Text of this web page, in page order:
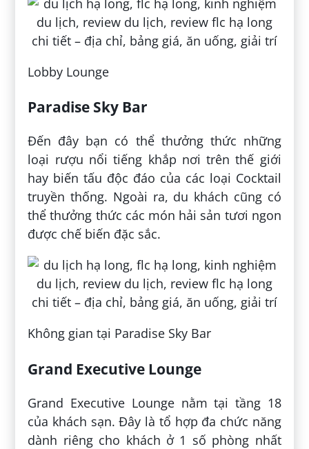
Lobby Lounge
Paradise Sky Bar
Đến đây bạn có thể thưởng thức những
loại rượu nổi tiếng khắp nơi trên thế giới
hay biến tấu độc đáo của các loại Cocktail
truyền thống. Ngoài ra, du khách cũng có
thể thưởng thức các món hải sản tươi ngon
được chế biến đặc sắc.
Không gian tại Paradise Sky Bar
Grand Executive Lounge
Grand Executive Lounge nằm tại tầng 18
của khách sạn. Đây là tổ hợp đa chức năng
dành riêng cho khách ở 1 số phòng nhất